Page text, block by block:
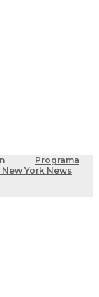
Programa
York News